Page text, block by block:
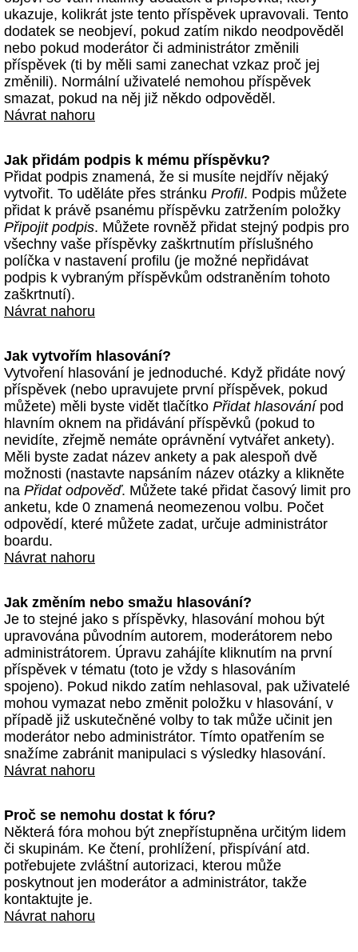
ukazuje, kolikrát jste tento příspěvek upravovali. Tento
dodatek se neobjeví, pokud zatím nikdo neodpověděl
nebo pokud moderátor či administrátor změnili
příspěvek (ti by měli sami zanechat vzkaz proč jej
změnili). Normální uživatelé nemohou příspěvek
smazat, pokud na něj již někdo odpověděl.
Návrat nahoru
Jak přidám podpis k mému příspěvku?
Přidat podpis znamená, že si musíte nejdřív nějaký
vytvořit. To uděláte přes stránku Profil. Podpis můžete
přidat k právě psanému příspěvku zatržením položky
Připojit podpis. Můžete rovněž přidat stejný podpis pro
všechny vaše příspěvky zaškrtnutím příslušného
políčka v nastavení profilu (je možné nepřidávat
podpis k vybraným příspěvkům odstraněním tohoto
zaškrtnutí).
Návrat nahoru
Jak vytvořím hlasování?
Vytvoření hlasování je jednoduché. Když přidáte nový
příspěvek (nebo upravujete první příspěvek, pokud
můžete) měli byste vidět tlačítko Přidat hlasovánípod
hlavním oknem na přidávání příspěvků (pokud to
nevidíte, zřejmě nemáte oprávnění vytvářet ankety).
Měli byste zadat název ankety a pak alespoň dvě
možnosti (nastavte napsáním název otázky a klikněte
na Přidat odpověď. Můžete také přidat časový limit pro
anketu, kde 0 znamená neomezenou volbu. Počet
odpovědí, které můžete zadat, určuje administrátor
boardu.
Návrat nahoru
Jak změním nebo smažu hlasování?
Je to stejné jako s příspěvky, hlasování mohou být
upravována původním autorem, moderátorem nebo
administrátorem. Úpravu zahájíte kliknutím na první
příspěvek v tématu (toto je vždy s hlasováním
spojeno). Pokud nikdo zatím nehlasoval, pak uživatelé
mohou vymazat nebo změnit položku v hlasování, v
případě již uskutečněné volby to tak může učinit jen
moderátor nebo administrátor. Tímto opatřením se
snažíme zabránit manipulaci s výsledky hlasování.
Návrat nahoru
Proč se nemohu dostat k fóru?
Některá fóra mohou být znepřístupněna určitým lidem
či skupinám. Ke čtení, prohlížení, přispívání atd.
potřebujete zvláštní autorizaci, kterou může
poskytnout jen moderátor a administrátor, takže
kontaktujte je.
Návrat nahoru